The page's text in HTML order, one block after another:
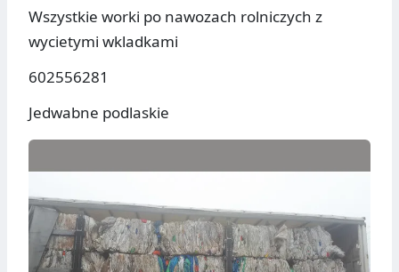
Wszystkie worki po nawozach rolniczych z
wycietymi wkladkami
602556281
Jedwabne podlaskie